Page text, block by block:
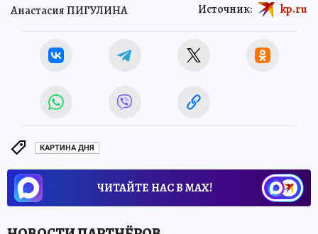
Анастасия ПИГУЛИНА Источник: kp.ru
КАРТИНА ДНЯ
ЧИТАЙТЕ НАС В МАХ!